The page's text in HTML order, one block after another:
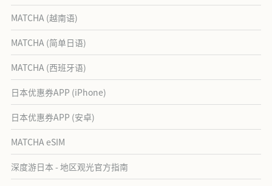
MATCHA (越南语)
MATCHA (简单日语)
MATCHA (西班牙语)
日本优惠券APP (iPhone)
日本优惠券APP (安卓)
MATCHA eSIM
深度游日本 - 地区观光官方指南